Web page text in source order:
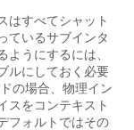
はすべてシャット
ているサブインタ
うにするには、
ルにしておく必要
の場合、物理イン
スをコンテキスト
フォルトではその